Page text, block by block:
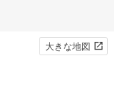
大きな地図